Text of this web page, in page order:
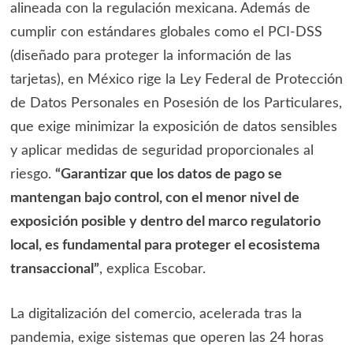
alineada con la regulación mexicana. Además de
cumplir con estándares globales como el PCI-DSS
(diseñado para proteger la información de las
tarjetas), en México rige la Ley Federal de Protección
de Datos Personales en Posesión de los Particulares,
que exige minimizar la exposición de datos sensibles
y aplicar medidas de seguridad proporcionales al
riesgo. “Garantizar que los datos de pago se
mantengan bajo control, con el menor nivel de
exposición posible y dentro del marco regulatorio
local, es fundamental para proteger el ecosistema
transaccional”, explica Escobar.
La digitalización del comercio, acelerada tras la
pandemia, exige sistemas que operen las 24 horas